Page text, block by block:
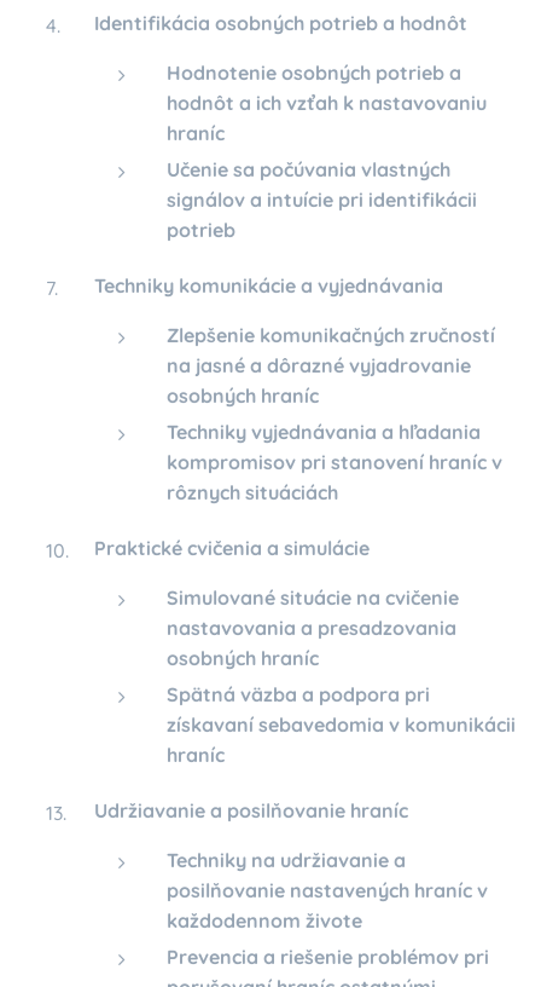
Identifikácia osobných potrieb a hodnôt
Hodnotenie osobných potrieb a
hodnôt a ich vzťah k nastavovaniu
hraníc
Učenie sa počúvania vlastných
signálov a intuície pri identifikácii
potrieb
Techniky komunikácie a vyjednávania
Zlepšenie komunikačných zručností
na jasné a dôrazné vyjadrovanie
osobných hraníc
Techniky vyjednávania a hľadania
kompromisov pri stanovení hraníc v
rôznych situáciách
Praktické cvičenia a simulácie
Simulované situácie na cvičenie
nastavovania a presadzovania
osobných hraníc
Spätná väzba a podpora pri
získavaní sebavedomia v komunikácii
hraníc
Udržiavanie a posilňovanie hraníc
Techniky na udržiavanie a
posilňovanie nastavených hraníc v
každodennom živote
Prevencia a riešenie problémov pri